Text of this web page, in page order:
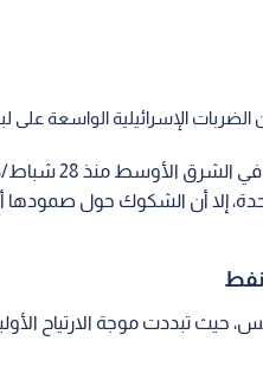
الإسرائيلية الواسعة على
تتوالى التبعات
إلا أن الشكوك حول
حيث تبددت موجة الارتياح